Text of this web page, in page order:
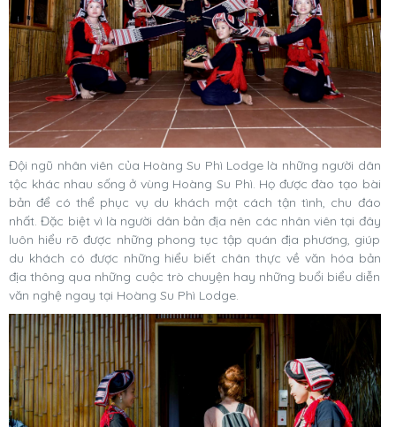
Đội ngũ nhân viên của Hoàng Su Phì Lodge là những người dân
tộc khác nhau sống ở vùng Hoàng Su Phì. Họ được đào tạo bài
bản để có thể phục vụ du khách một cách tận tình, chu đáo
nhất. Đặc biệt vì là người dân bản địa nên các nhân viên tại đây
luôn hiểu rõ được những phong tục tập quán địa phương, giúp
du khách có được những hiểu biết chân thực về văn hóa bản
địa thông qua những cuộc trò chuyện hay những buổi biểu diễn
văn nghệ ngay tại Hoàng Su Phì Lodge.